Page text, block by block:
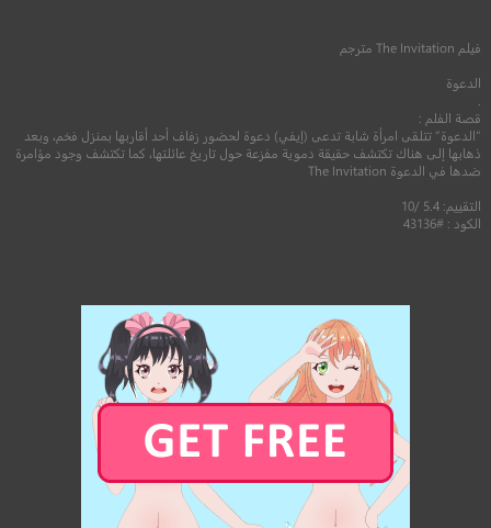
فيلم The Invitationمترجم
الدعوة
قصة الفلم :
“الدعوة” تتلقى امرأة شابة تدعى (إيفي) دعوة لحضور زفاف أحد أقاربها بمنزل فخم، وبعد
ذهابها إلى هناك تكتشف حقيقة دموية مفزعة حول تاريخ عائلتها، كما تكتشف وجود مؤامرة
ضدها في الدعوة The Invitation
التقييم: 5.4 /10
الكود : #43136